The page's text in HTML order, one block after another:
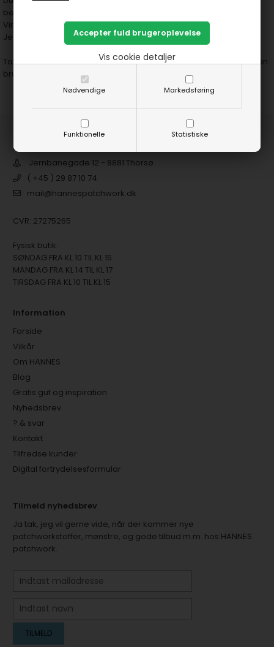
Nødvendige Markedsføring
Funktionelle Statistiske
Vis cookie detaljer
behøver ikke være presset..
Virkningen kommer når der kommer lys igennem
Jeg har sat mit " forsøg" i et gæstetoilet vindue.
Tak til Anne Grethe for hun ville vise og denne måde man også kan
bruge vliseline til.
Jernbanegade 12 - 8881 Thorsø
( +45 ) 29 87 10 74
mail@hannespatchwork.dk
CVR: 27275265
Fysisk butik:
SØNDAG FRA KL 10 TIL KL 15
MANDAG FRA KL 14 TIL KL 17
TIRSDAG FRA KL 10 TIL KL 15
Information
Forside
Vilkår
Om HANNES
Blog
Gratis guf og inspiration
Nyhedsbrev
? & svar
Kontakt
Tilfredse kunder
Digital fortrydelsesformular
Tilmeld nyhedsbrev
Ja tak, jeg vil gerne vide, når der kommer nye
patchworkstoffer, mønstre, og gode tilbud m.m. hos HANNES
patchwork.